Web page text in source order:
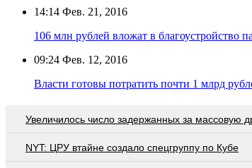
14:14 Фев. 21, 2016
106 млн рублей вложат в благоустройство
09:24 Фев. 12, 2016
Власти готовы потратить почти 1 млрд
Увеличилось число задержанных за массовую
NYT: ЦРУ втайне создало спецгруппу по Кубе